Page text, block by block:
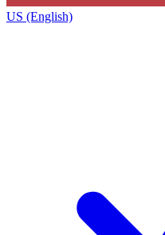
US (English)